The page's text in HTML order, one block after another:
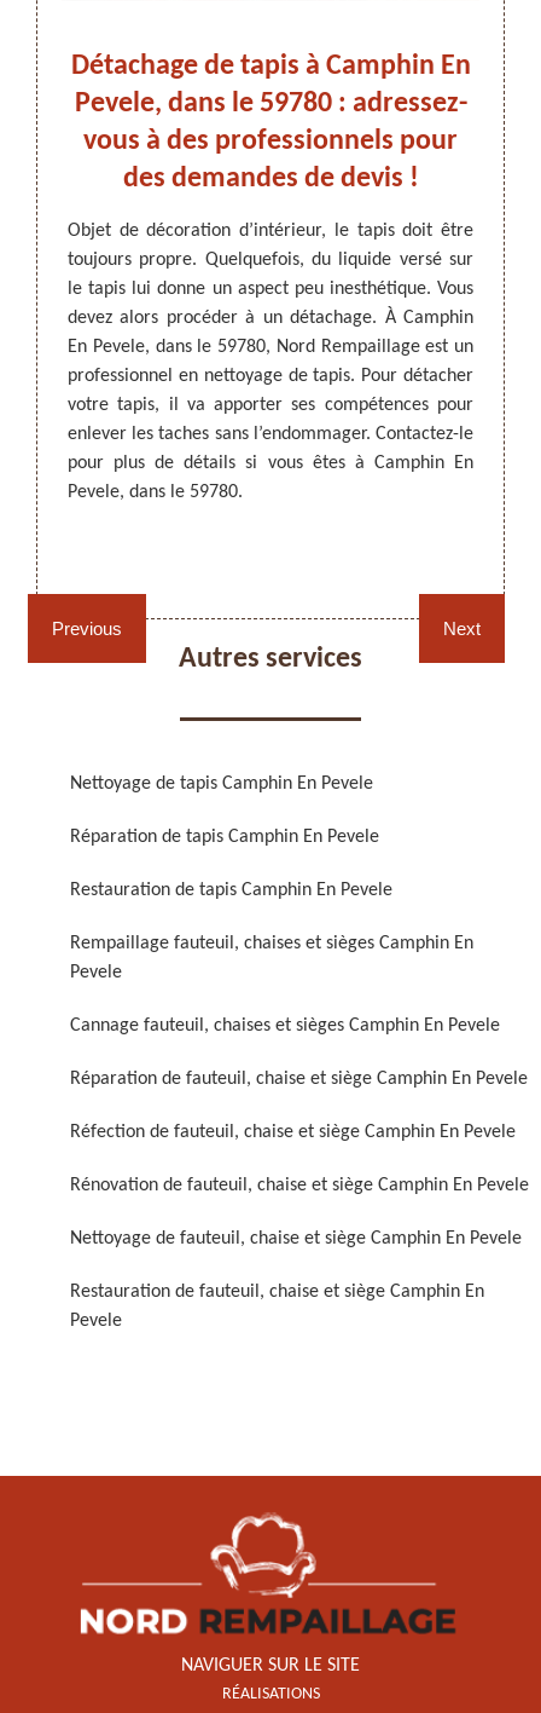
ARTISAN DEZITTER, REMPAILLAGE -
CANNAGE - RECOLLAGE, 59 NORD
Cannage fauteuil, chaises
Réparation de fauteuil,
chaise et siège 59
Réfection de fauteuil,
chaise et siège 59
chaise et siège 59
Previous
tapis
un
il
À
le
Détachage de tapis à Camphin En
Pevele, dans le 59780 : adressez-
vous à des professionnels pour
des demandes de devis !
Objet de décoration d’intérieur, le tapis doit être
toujours propre. Quelquefois, du liquide versé sur
le tapis lui donne un aspect peu inesthétique. Vous
devez alors procéder à un détachage. À Camphin
En Pevele, dans le 59780, Nord Rempaillage est un
professionnel en nettoyage de tapis. Pour détacher
votre tapis, il va apporter ses compétences pour
enlever les taches sans l’endommager. Contactez-le
pour plus de détails si vous êtes à Camphin En
Pevele, dans le 59780.
Le
de
vous
des
êtes
Next
Autres services
Nettoyage de tapis Camphin En Pevele
Réparation de tapis Camphin En Pevele
Restauration de tapis Camphin En Pevele
Rempaillage fauteuil, chaises et sièges Camphin En
Pevele
Cannage fauteuil, chaises et sièges Camphin En Pevele
Réparation de fauteuil, chaise et siège Camphin En Pevele
Réfection de fauteuil, chaise et siège Camphin En Pevele
Rénovation de fauteuil, chaise et siège Camphin En Pevele
Nettoyage de fauteuil, chaise et siège Camphin En Pevele
Restauration de fauteuil, chaise et siège Camphin En
Pevele
NAVIGUER SUR LE SITE
RÉALISATIONS